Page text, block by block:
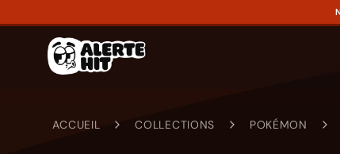
ACCUEIL COLLECTIONS POKÉMON